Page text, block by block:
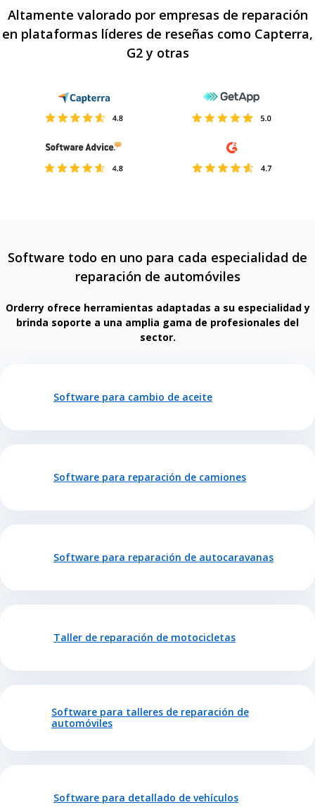
Altamente valorado por empresas de reparación
en plataformas líderes de reseñas como Capterra,
G2 y otras
Software todo en uno para cada especialidad de
reparación de automóviles
Orderry ofrece herramientas adaptadas a su especialidad y
brinda soporte a una amplia gama de profesionales del
sector.
Software para cambio de aceite
Software para reparación de camiones
Software para reparación de autocaravanas
Taller de reparación de motocicletas
Software para talleres de reparación de
automóviles
Software para detallado de vehículos